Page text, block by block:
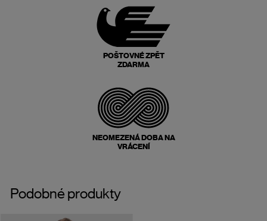
POŠTOVNÉ ZPĚT
ZDARMA
NEOMEZENÁ DOBA NA
VRÁCENÍ
Podobné produkty